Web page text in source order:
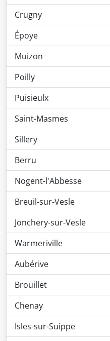
Crugny
Époye
Muizon
Poilly
Puisieulx
Saint-Masmes
Sillery
Berru
Nogent-l'Abbesse
Breuil-sur-Vesle
Jonchery-sur-Vesle
Warmeriville
Aubérive
Brouillet
Chenay
Isles-sur-Suippe